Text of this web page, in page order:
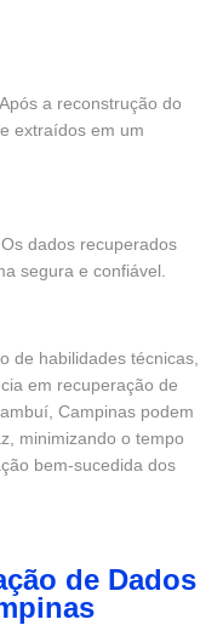
Após a reconstrução do
extraídos em um
Os dados recuperados
segura e confiável.
de habilidades técnicas,
em recuperação de
Campinas podem
minimizando o tempo
bem-sucedida dos
de Dados